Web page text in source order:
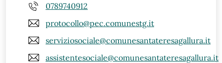
0789740912
protocollo@pec.comunestg.it
serviziosociale@comunesantateresagallura.it
assistentesociale@comunesantateresagallura.it